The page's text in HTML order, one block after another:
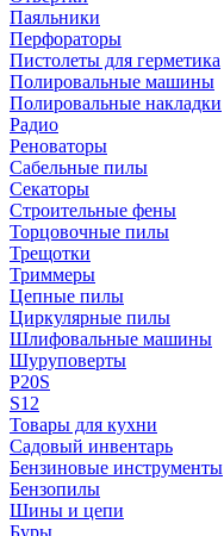
Паяльники
Перфораторы
Пистолеты для герметика
Полировальные машины
Полировальные накладки
Радио
Реноваторы
Сабельные пилы
Секаторы
Строительные фены
Торцовочные пилы
Трещотки
Триммеры
Цепные пилы
Циркулярные пилы
Шлифовальные машины
Шуруповерты
P20S
S12
Товары для кухни
Садовый инвентарь
Бензиновые инструменты
Бензопилы
Шины и цепи
Буры